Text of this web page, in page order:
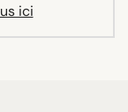
ici